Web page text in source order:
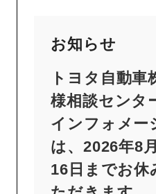
お知らせ
トヨタ自動車
様相談センタ
インフォメー
は、2026年8
16日までお休